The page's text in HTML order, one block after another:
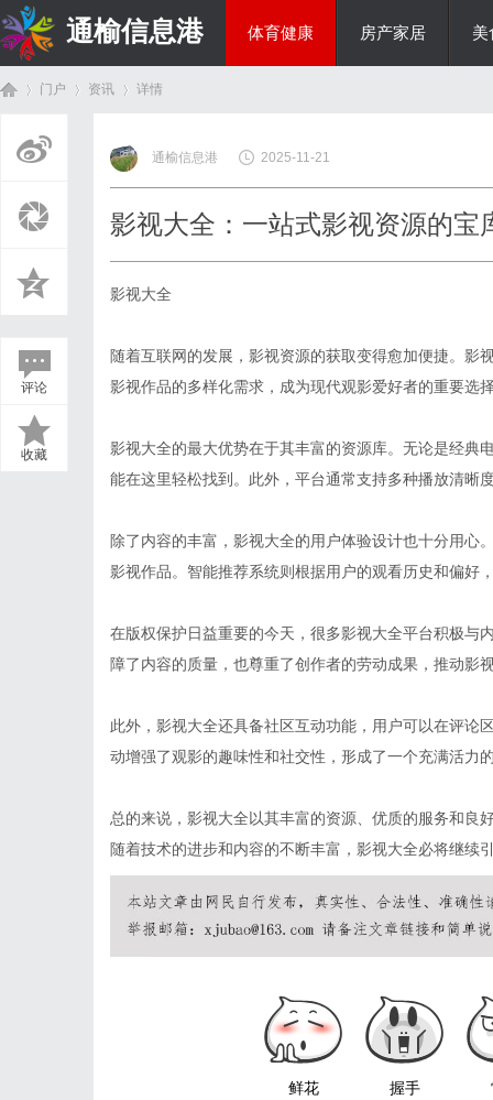
通榆信息港 体育健康 房产家居 美
门户 资讯
›
详情
评论
收藏
通榆信息港 2025-11-21
影视大全：一站式影视资源的宝
影视大全
随着互联网的发展，影视资源的获取变得愈加便捷。影
影视作品的多样化需求，成为现代观影爱好者的重要选
影视大全的最大优势在于其丰富的资源库。无论是经典
能在这里轻松找到。此外，平台通常支持多种播放清晰
除了内容的丰富，影视大全的用户体验设计也十分用心
影视作品。智能推荐系统则根据用户的观看历史和偏好
在版权保护日益重要的今天，很多影视大全平台积极与
障了内容的质量，也尊重了创作者的劳动成果，推动影
此外，影视大全还具备社区互动功能，用户可以在评论
动增强了观影的趣味性和社交性，形成了一个充满活力
总的来说，影视大全以其丰富的资源、优质的服务和良
随着技术的进步和内容的不断丰富，影视大全必将继续
鲜花 握手